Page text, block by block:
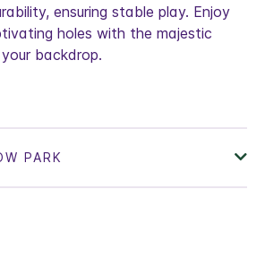
ensuring stable play. Enjoy
holes with the majestic
backdrop.